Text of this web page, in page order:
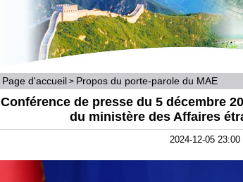
Page d'accueil > Propos du porte-parole du MAE
Conférence de presse du 5 décembre
du ministère des Affaires
2024-12-05 23:00